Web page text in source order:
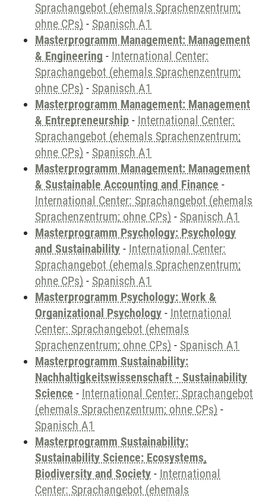
Sprachangebot (ehemals Sprachenzentrum;
ohne CPs) - Spanisch A1
Masterprogramm Management: Management
& Engineering - International Center:
Sprachangebot (ehemals Sprachenzentrum;
ohne CPs) - Spanisch A1
Masterprogramm Management: Management
& Entrepreneurship - International Center:
Sprachangebot (ehemals Sprachenzentrum;
ohne CPs) - Spanisch A1
Masterprogramm Management: Management
& Sustainable Accounting and Finance -
International Center: Sprachangebot (ehemals
Sprachenzentrum; ohne CPs) - Spanisch A1
Masterprogramm Psychology: Psychology
and Sustainability - International Center:
Sprachangebot (ehemals Sprachenzentrum;
ohne CPs) - Spanisch A1
Masterprogramm Psychology: Work &
Organizational Psychology - International
Center: Sprachangebot (ehemals
Sprachenzentrum; ohne CPs) - Spanisch A1
Masterprogramm Sustainability:
Nachhaltigkeitswissenschaft - Sustainability
Science - International Center: Sprachangebot
(ehemals Sprachenzentrum; ohne CPs) -
Spanisch A1
Masterprogramm Sustainability:
Sustainability Science: Ecosystems,
Biodiversity and Society - International
Center: Sprachangebot (ehemals